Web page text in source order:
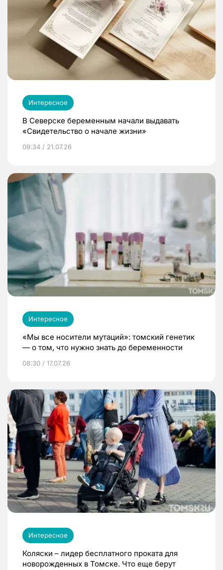
Интересное
В Северске беременным начали выдавать
«Свидетельство о начале жизни»
09:34 / 21.07.26
Интересное
«Мы все носители мутаций»: томский генетик
— о том, что нужно знать до беременности
08:30 / 17.07.26
Интересное
Коляски – лидер бесплатного проката для
новорожденных в Томске. Что еще берут